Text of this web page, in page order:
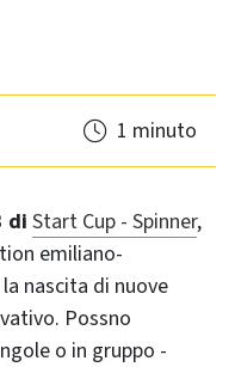
1 minuto
di Start Cup - Spinner,
emiliano-
nascita di nuove
Possno
o in gruppo -